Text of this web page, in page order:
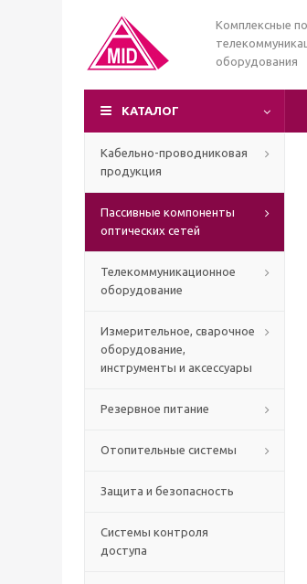
Комплексные
оборудования
КАТАЛОГ
Кабельно-проводниковая
продукция
Пассивные компоненты
оптических сетей
Телекоммуникационное
оборудование
Измерительное, сварочное
оборудование,
инструменты и аксессуары
Резервное питание
Отопительные системы
Защита и безопасность
Системы контроля
доступа